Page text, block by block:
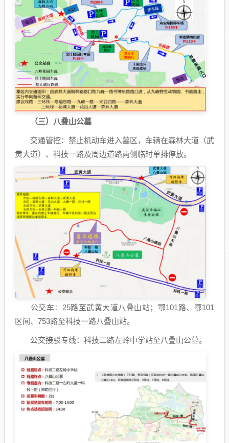
（三）八叠山公墓
交通管控：禁止机动车进入墓区，车辆在森林大道（武
黄大道）、科技一路及周边道路两侧临时单排停放。
公交车：25路至武黄大道八叠山站；鄂101路、鄂101
区间、753路至科技一路八叠山站。
公交接驳专线：科技二路左岭中学站至八叠山公墓。